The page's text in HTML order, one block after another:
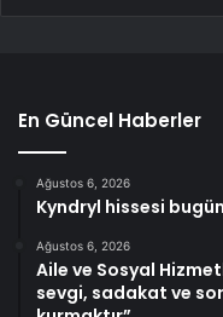
En Güncel Haberler
Ağustos 6, 2026
Kyndryl hissesi
Ağustos 6, 2026
Aile ve Sosyal
sevgi, sadakat ve